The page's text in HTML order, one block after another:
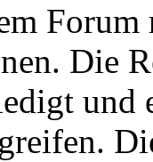
Die
und